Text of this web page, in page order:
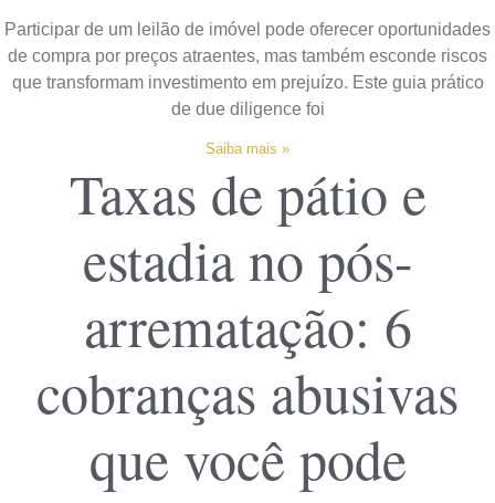
Participar de um leilão de imóvel pode oferecer oportunidades
de compra por preços atraentes, mas também esconde riscos
que transformam investimento em prejuízo. Este guia prático
de due diligence foi
Saiba mais »
Taxas de pátio e
estadia no pós-
arrematação: 6
cobranças abusivas
que você pode